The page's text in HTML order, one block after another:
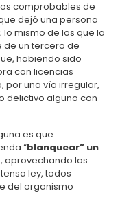
comprobables de
dejó una persona
mismo de los que la
un tercero de
habiendo sido
con licencias
por una vía irregular,
delictivo alguno con
es que
“blanquear” un
aprovechando los
ley, todos
del organismo